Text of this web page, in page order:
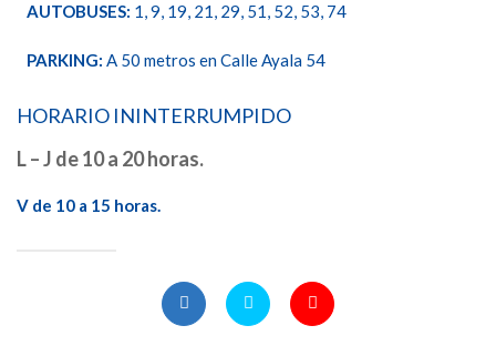
AUTOBUSES: 1, 9, 19, 21, 29, 51, 52, 53, 74
PARKING: A 50 metros en Calle Ayala 54
HORARIO ININTERRUMPIDO
L – J de 10 a 20 horas.
V de 10 a 15 horas.